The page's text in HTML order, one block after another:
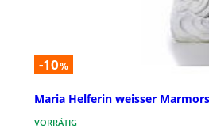
-10%
Maria Helferin weisser
VORRÄTIG